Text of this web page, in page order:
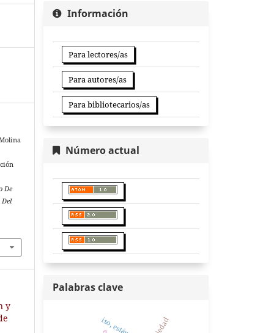
De
Del
y
Información
Para lectores/as
Para autores/as
Para bibliotecarios/as
Número actual
Palabras clave